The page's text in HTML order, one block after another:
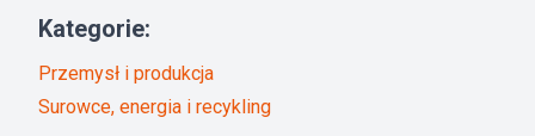
Kategorie:
Przemysł i produkcja
Surowce, energia i recykling